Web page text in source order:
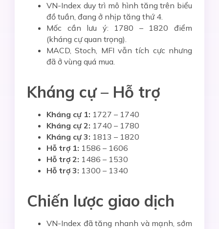
VN-Index duy trì mô hình tăng trên biểu
đồ tuần, đang ở nhịp tăng thứ 4.
Mốc cần lưu ý: 1780 – 1820 điểm
(kháng cự quan trọng).
MACD, Stoch, MFI vẫn tích cực nhưng
đã ở vùng quá mua.
Kháng cự – Hỗ trợ
Kháng cự 1: 1727 – 1740
Kháng cự 2: 1740 – 1780
Kháng cự 3: 1813 – 1820
Hỗ trợ 1: 1586 – 1606
Hỗ trợ 2: 1486 – 1530
Hỗ trợ 3: 1300 – 1340
Chiến lược giao dịch
VN-Index đã tăng nhanh và mạnh, sớm